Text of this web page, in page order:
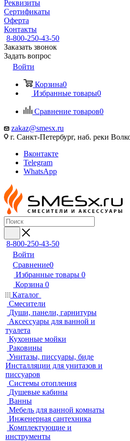
Реквизиты
Сертификаты
Оферта
Контакты
8-800-250-43-50
Заказать звонок
Задать вопрос
Войти
Корзина0
Избранные товары0
Сравнение товаров0
zakaz@smesx.ru
г. Санкт-Петербург, наб. реки
Вконтакте
Telegram
WhatsApp
8-800-250-43-50
Войти
Сравнение0
Избранные товары 0
Корзина 0
Каталог
Смесители
Души, панели, гарнитуры
Аксессуары для ванной и
туалета
Кухонные мойки
Раковины
Унитазы, писсуары, биде
Инсталляции для унитазов и
писсуаров
Системы отопления
Душевые кабины
Ванны
Мебель для ванной комнаты
Инженерная сантехника
Комплектующие и
инструменты